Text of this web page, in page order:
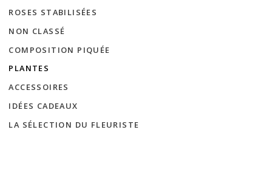
ROSES STABILISÉES
NON CLASSÉ
COMPOSITION PIQUÉE
PLANTES
ACCESSOIRES
IDÉES CADEAUX
LA SÉLECTION DU FLEURISTE